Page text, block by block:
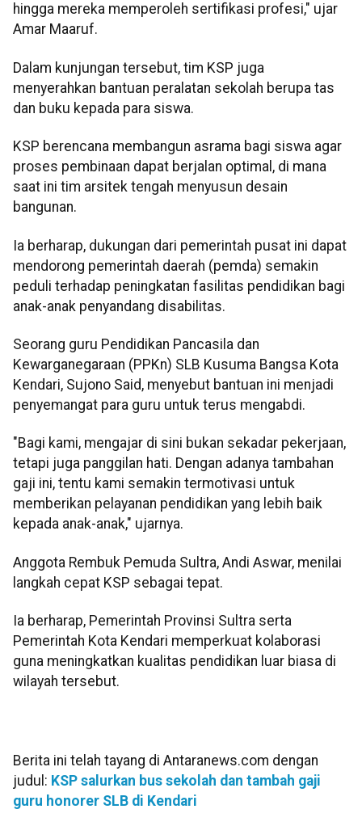
hingga mereka memperoleh sertifikasi profesi," ujar
Amar Maaruf.
Dalam kunjungan tersebut, tim KSP juga
menyerahkan bantuan peralatan sekolah berupa tas
dan buku kepada para siswa.
KSP berencana membangun asrama bagi siswa agar
proses pembinaan dapat berjalan optimal, di mana
saat ini tim arsitek tengah menyusun desain
bangunan.
Ia berharap, dukungan dari pemerintah pusat ini dapat
mendorong pemerintah daerah (pemda) semakin
peduli terhadap peningkatan fasilitas pendidikan bagi
anak-anak penyandang disabilitas.
Seorang guru Pendidikan Pancasila dan
Kewarganegaraan (PPKn) SLB Kusuma Bangsa Kota
Kendari, Sujono Said, menyebut bantuan ini menjadi
penyemangat para guru untuk terus mengabdi.
"Bagi kami, mengajar di sini bukan sekadar pekerjaan,
tetapi juga panggilan hati. Dengan adanya tambahan
gaji ini, tentu kami semakin termotivasi untuk
memberikan pelayanan pendidikan yang lebih baik
kepada anak-anak," ujarnya.
Anggota Rembuk Pemuda Sultra, Andi Aswar, menilai
langkah cepat KSP sebagai tepat.
Ia berharap, Pemerintah Provinsi Sultra serta
Pemerintah Kota Kendari memperkuat kolaborasi
guna meningkatkan kualitas pendidikan luar biasa di
wilayah tersebut.
Berita ini telah tayang di Antaranews.com dengan
judul: KSP salurkan bus sekolah dan tambah gaji
guru honorer SLB di Kendari